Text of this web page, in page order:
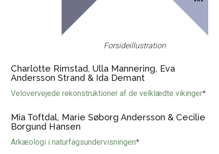
Forsideillustration
Charlotte Rimstad, Ulla Mannering, Eva
Andersson Strand & Ida Demant
Velovervejede rekonstruktioner af de velklædte vikinger*
Mia Toftdal, Marie Søborg Andersson & Cecilie
Borgund Hansen
Arkæologi i naturfagsundervisningen*